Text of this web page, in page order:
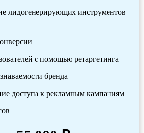
лидогенерирующих инструментов
с помощью ретаргетинга
бренда
доступа к рекламным кампаниям